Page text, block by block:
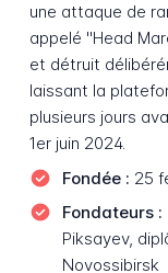
une attaque de
appelé "Head
et détruit
laissant la
plusieurs jours
1er juin 2024.
Fondée : 25
Fondateurs :
Piksayev,
Novossibirsk